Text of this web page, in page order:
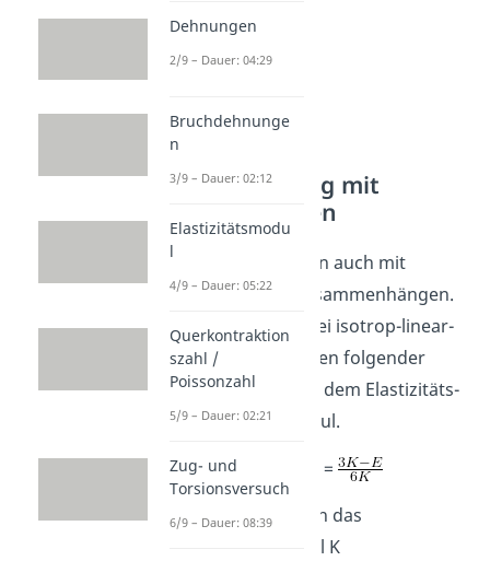
Zusammenhang mit
anderen Größen
Die Poissonzahl kann auch mit
anderen Größen zusammenhängen.
Beispielsweise gilt bei isotrop-linear-
elastischen Materialen folgender
Zusammenhang mit dem Elastizitäts-
und dem Schubmodul.
=
Du kannst auch noch das
Kompressionsmodul K
Dehnungen
2/9 – Dauer: 04:29
Bruchdehnunge
n
3/9 – Dauer: 02:12
Elastizitätsmodu
l
4/9 – Dauer: 05:22
Querkontraktion
szahl /
Poissonzahl
5/9 – Dauer: 02:21
Zug- und
Torsionsversuch
6/9 – Dauer: 08:39